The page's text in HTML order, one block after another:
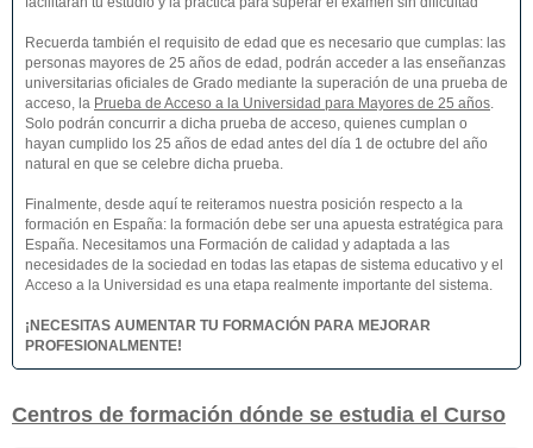
Recuerda también el requisito de edad que es necesario que cumplas: las
personas mayores de 25 años de edad, podrán acceder a las enseñanzas
universitarias oficiales de Grado mediante la superación de una prueba de
acceso, la Prueba de Acceso a la Universidad para Mayores de 25 años.
Solo podrán concurrir a dicha prueba de acceso, quienes cumplan o
hayan cumplido los 25 años de edad antes del día 1 de octubre del año
natural en que se celebre dicha prueba.
Finalmente, desde aquí te reiteramos nuestra posición respecto a la
formación en España: la formación debe ser una apuesta estratégica para
España. Necesitamos una Formación de calidad y adaptada a las
necesidades de la sociedad en todas las etapas de sistema educativo y el
Acceso a la Universidad es una etapa realmente importante del sistema.
¡NECESITAS AUMENTAR TU FORMACIÓN PARA MEJORAR
PROFESIONALMENTE!
Centros de formación dónde se estudia el Curso